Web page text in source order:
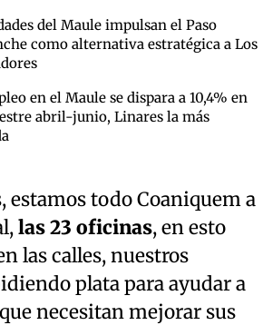
del Maule impulsan el Paso
como alternativa estratégica a Los
en el Maule se dispara a 10,4% en
abril-junio, Linares la más
estamos todo Coaniquem a
las 23 oficinas, en esto
las calles, nuestros
plata para ayudar a
necesitan mejorar sus